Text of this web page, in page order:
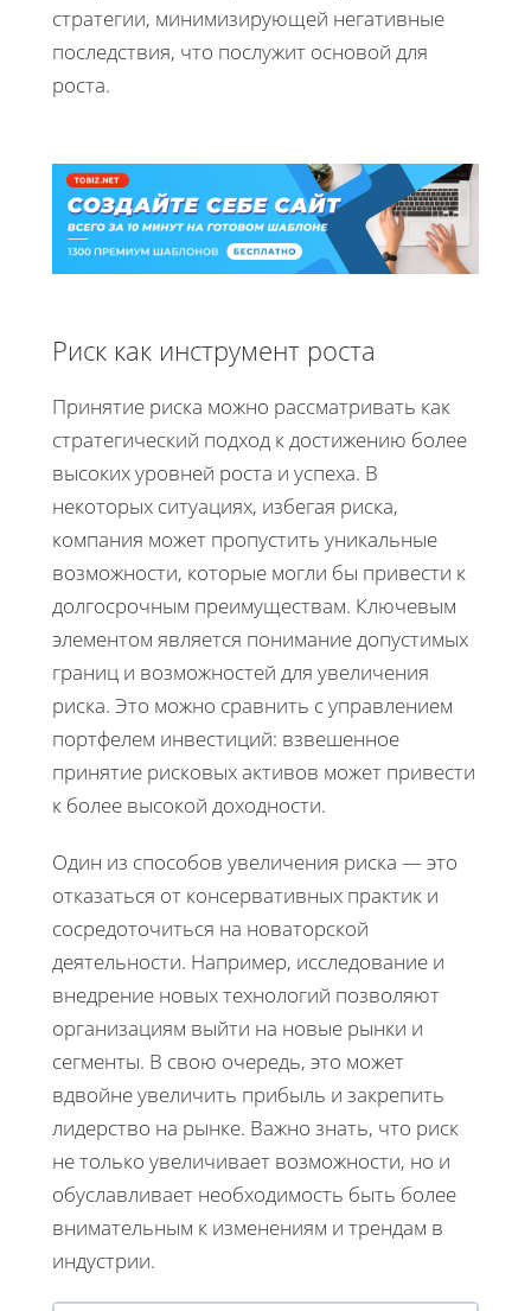
стратегии, минимизирующей негативные
последствия, что послужит основой для
роста.
Риск как инструмент роста
Принятие риска можно рассматривать как
стратегический подход к достижению более
высоких уровней роста и успеха. В
некоторых ситуациях, избегая риска,
компания может пропустить уникальные
возможности, которые могли бы привести к
долгосрочным преимуществам. Ключевым
элементом является понимание допустимых
границ и возможностей для увеличения
риска. Это можно сравнить с управлением
портфелем инвестиций: взвешенное
принятие рисковых активов может привести
к более высокой доходности.
Один из способов увеличения риска — это
отказаться от консервативных практик и
сосредоточиться на новаторской
деятельности. Например, исследование и
внедрение новых технологий позволяют
организациям выйти на новые рынки и
сегменты. В свою очередь, это может
вдвойне увеличить прибыль и закрепить
лидерство на рынке. Важно знать, что риск
не только увеличивает возможности, но и
обуславливает необходимость быть более
внимательным к изменениям и трендам в
индустрии.